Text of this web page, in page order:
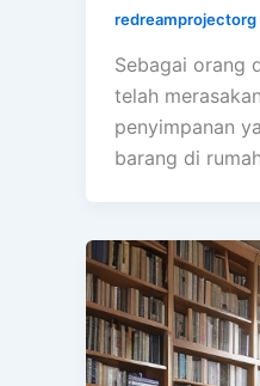
redreamprojectorg
Sebagai orang
telah
penyimpanan
barang di